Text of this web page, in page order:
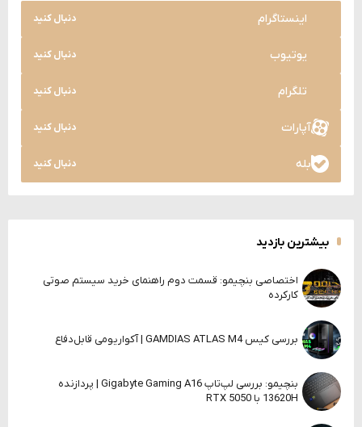
اینستاگرام دنبال کنید
یوتیوب دنبال کنید
تلگرام دنبال کنید
آپارات دنبال کنید
بله دنبال کنید
بیشترین بازدید
اختصاصی بنچیمو: قسمت دوم راهنمای خرید سیستم صوتی
کارکرده
بررسی کیس GAMDIAS ATLAS M4 | آکواریومی قابل‌دفاع
بنچیمو: بررسی لپ‌تاپ Gigabyte Gaming A16 | پردازنده
13620H با RTX 5050